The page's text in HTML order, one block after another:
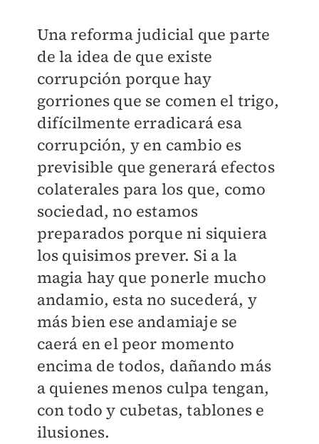
Una reforma judicial que parte
de la idea de que existe
corrupción porque hay
gorriones que se comen el trigo,
difícilmente erradicará esa
corrupción, y en cambio es
previsible que generará efectos
colaterales para los que, como
sociedad, no estamos
preparados porque ni siquiera
los quisimos prever. Si a la
magia hay que ponerle mucho
andamio, esta no sucederá, y
más bien ese andamiaje se
caerá en el peor momento
encima de todos, dañando más
a quienes menos culpa tengan,
con todo y cubetas, tablones e
ilusiones.